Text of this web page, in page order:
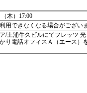
木）17:00
用できなくなる場合がございま
/土浦牛久ビルにてフレッツ
り電話オフィスＡ（エース）